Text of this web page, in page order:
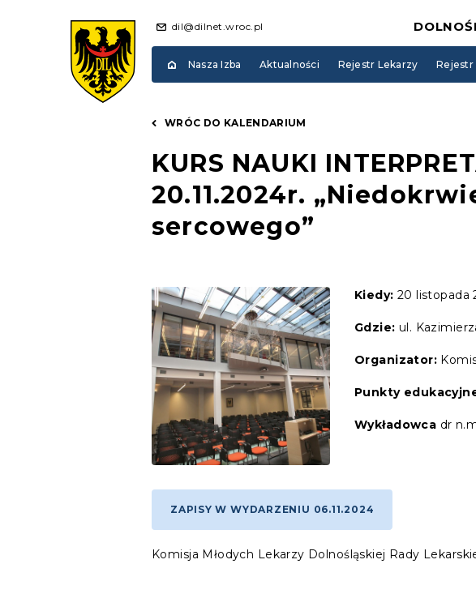
dil@dilnet.wroc.pl
Nasza Izba Aktualności Rejestr Lekarzy Rejestr
WRÓC DO KALENDARIUM
KURS NAUKI
20.11.2024r.
sercowego”
Kiedy: 20 listopada
Gdzie: ul.
Organizator:
Punkty
Wykładowca dr
ZAPISY W WYDARZENIU 06.11.2024
Komisja Młodych Lekarzy Dolnośląskiej Rady